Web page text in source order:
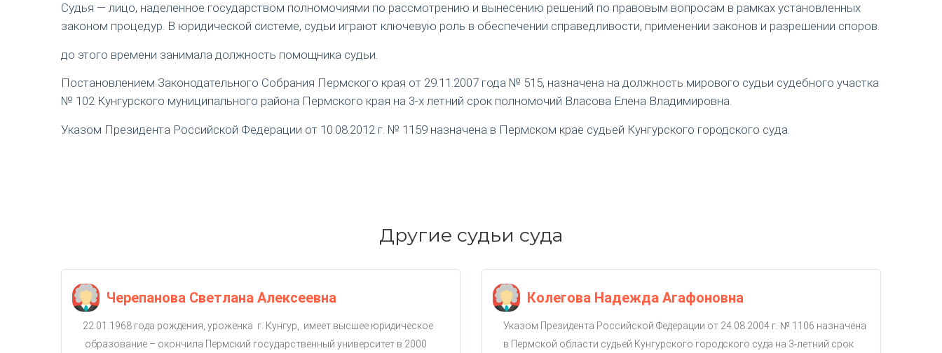
Судья — лицо, наделенное государством полномочиями по рассмотрению и вынесению решений по правовым вопросам в рамках установленных
законом процедур. В юридической системе, судьи играют ключевую роль в обеспечении справедливости, применении законов и разрешении споров.
до этого времени занимала должность помощника судьи.
Постановлением Законодательного Собрания Пермского края от 29.11.2007 года № 515, назначена на должность мирового судьи судебного участка
№ 102 Кунгурского муниципального района Пермского края на 3-х летний срок полномочий Власова Елена Владимировна.
Указом Президента Российской Федерации от 10.08.2012 г. № 1159 назначена в Пермском крае судьей Кунгурского городского суда.
Другие судьи суда
Черепанова Светлана Алексеевна
22.01.1968 года рождения, уроженка г. Кунгур, имеет высшее юридическое
образование – окончила Пермский государственный университет в 2000
Колегова Надежда Агафоновна
Указом Президента Российской Федерации от 24.08.2004 г. № 1106 назначена
в Пермской области судьей Кунгурского городского суда на 3-летний срок